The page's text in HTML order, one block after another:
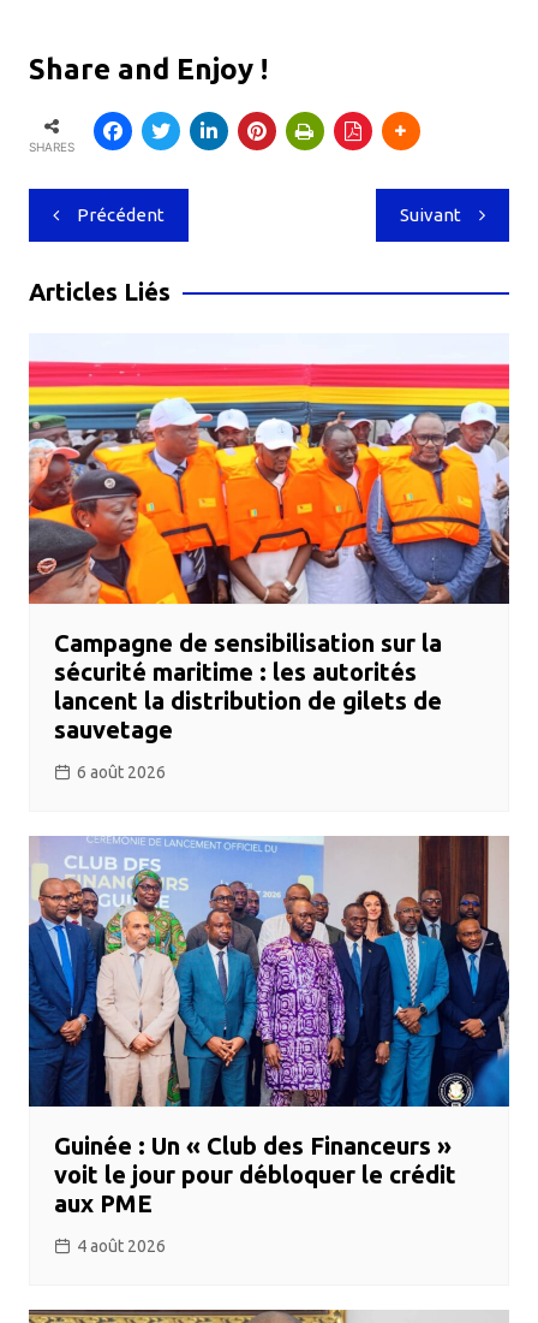
Share and Enjoy !
SHARES
Navigation
de
l’article
Précédent Suivant
Articles Liés
Campagne de sensibilisation sur la
sécurité maritime : les autorités
lancent la distribution de gilets de
sauvetage
6 août 2026
Guinée : Un « Club des Financeurs »
voit le jour pour débloquer le crédit
aux PME
4 août 2026